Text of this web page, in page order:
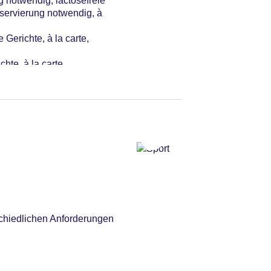
EUR, Valet Parking
gegen Gebühr,
notwendig, à
Gerichte, à la carte,
à la carte,
Anforderungen